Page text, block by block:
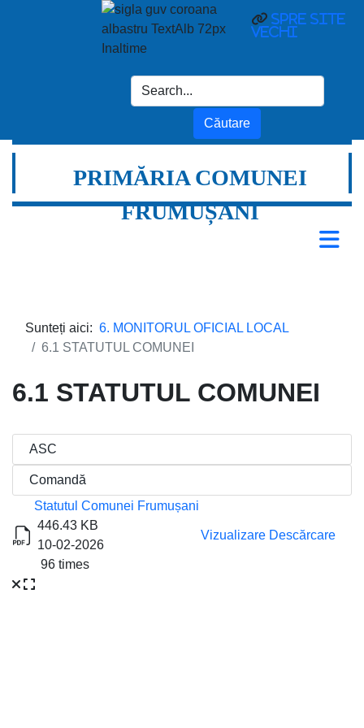
spre site
vechi
PRIMĂRIA COMUNEI
FRUMUȘANI
Sunteți aici: 6. MONITORUL OFICIAL LOCAL
6.1 STATUTUL COMUNEI
6.1 STATUTUL COMUNEI
Titlu
Descărcare
Statutul Comunei Frumușani
446.43 KB
10-02-2026
96 times
Vizualizare Descărcare